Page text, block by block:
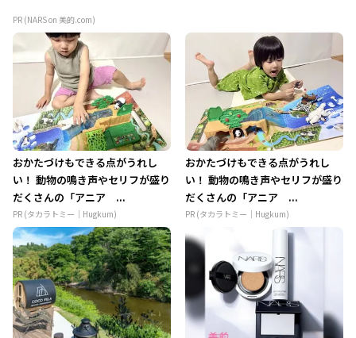
PR (NARS on 美的.com)
おかたづけもできる点がうれし
い！ 動物の鳴き声やセリフが盛り
だくさんの「アニア ...
PR (タカラトミー｜Hugkum)
おかたづけもできる点がうれし
い！ 動物の鳴き声やセリフが盛り
だくさんの「アニア ...
PR (タカラトミー｜Hugkum)